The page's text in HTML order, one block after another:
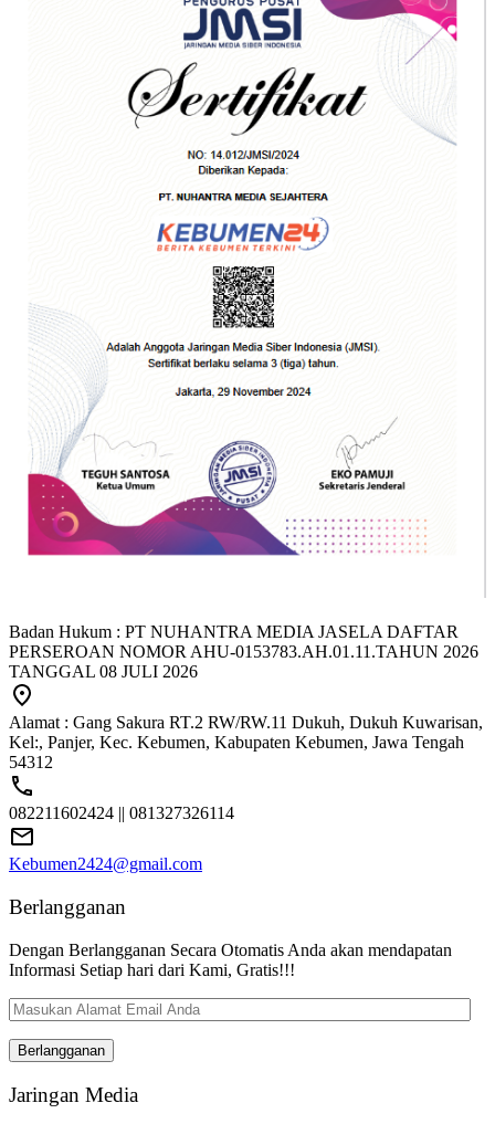
Badan Hukum : PT NUHANTRA MEDIA JASELA DAFTAR
PERSEROAN NOMOR AHU-0153783.AH.01.11.TAHUN 2026
TANGGAL 08 JULI 2026
Alamat : Gang Sakura RT.2 RW/RW.11 Dukuh, Dukuh Kuwarisan,
Kel:, Panjer, Kec. Kebumen, Kabupaten Kebumen, Jawa Tengah
54312
082211602424 || 081327326114
Kebumen2424@gmail.com
Berlangganan
Dengan Berlangganan Secara Otomatis Anda akan mendapatan
Informasi Setiap hari dari Kami, Gratis!!!
Masukan
Alamat
Email
Anda
Berlangganan
Jaringan Media